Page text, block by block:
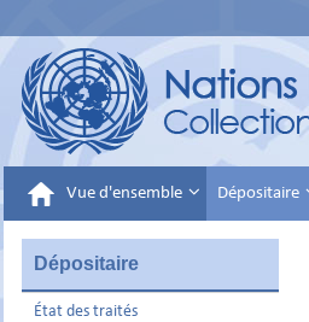
Vue d'ensemble Dépositaire
Dépositaire
État des traités